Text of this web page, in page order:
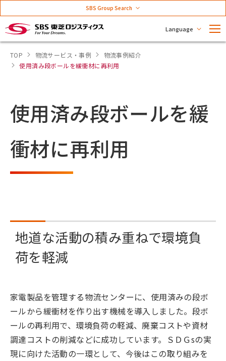
Language
SBS Group Search
TOP 物流サービス・事例
物流事例紹介
使用済み段ボールを緩衝材に再利用
使用済み段ボールを緩
衝材に再利用
地道な活動の積み重ねで環境負
荷を軽減
家電製品を管理する物流センターに、使用済みの段ボ
ールから緩衝材を作り出す機械を導入しました。段ボ
ールの再利用で、環境負荷の軽減、廃棄コストや資材
調達コストの削減などに成功しています。ＳＤＧsの実
現に向けた活動の一環として、今後はこの取り組みを